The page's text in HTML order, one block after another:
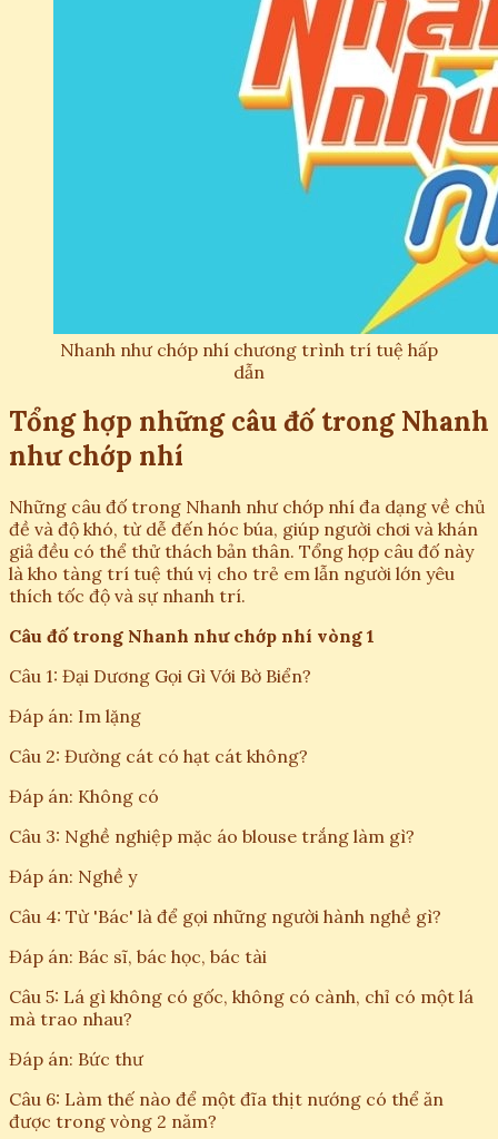
Nhanh như chớp nhí chương trình trí tuệ hấp
dẫn
Tổng hợp những câu đố trong Nhanh
như chớp nhí
Những câu đố trong Nhanh như chớp nhí đa dạng về chủ
đề và độ khó, từ dễ đến hóc búa, giúp người chơi và khán
giả đều có thể thử thách bản thân. Tổng hợp câu đố này
là kho tàng trí tuệ thú vị cho trẻ em lẫn người lớn yêu
thích tốc độ và sự nhanh trí.
Câu đố trong Nhanh như chớp nhí vòng 1
Câu 1: Đại Dương Gọi Gì Với Bờ Biển?
Đáp án: Im lặng
Câu 2: Đường cát có hạt cát không?
Đáp án: Không có
Câu 3: Nghề nghiệp mặc áo blouse trắng làm gì?
Đáp án: Nghề y
Câu 4: Từ 'Bác' là để gọi những người hành nghề gì?
Đáp án: Bác sĩ, bác học, bác tài
Câu 5: Lá gì không có gốc, không có cành, chỉ có một lá
mà trao nhau?
Đáp án: Bức thư
Câu 6: Làm thế nào để một đĩa thịt nướng có thể ăn
được trong vòng 2 năm?